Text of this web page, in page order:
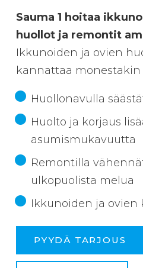
Sauma 1 hoitaa
huollot ja remontit
Ikkunoiden ja ovien
kannattaa monestakin
Huollonavulla
Huolto ja korjaus
asumismukavuutta
Remontilla
ulkopuolista melua
Ikkunoiden ja ovien
PYYDÄ TARJOUS